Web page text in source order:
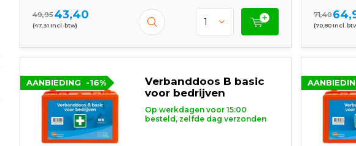
49,9543,40
(47,31 Incl. btw)
71,40
(70,80 Incl.
Verbanddoos B basic
voor bedrijven
Op werkdagen voor 15:00
besteld, zelfde dag verzonden
-16%
AANBIEDING